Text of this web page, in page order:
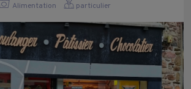
Alimentation particulier